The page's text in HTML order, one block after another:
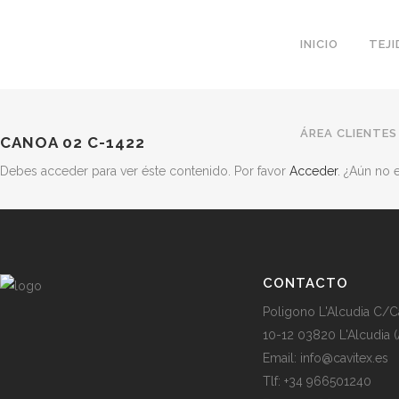
INICIO
ÁREA CLIENTES
CANOA 02 C-1422
Debes acceder para ver éste contenido. Por favor Acceder. ¿Aún no
CONTACTO
Poligono L'Alcudia C/
10-12 03820 L'Alcudia
Email: info@cavitex.es
Tlf: +34 966501240